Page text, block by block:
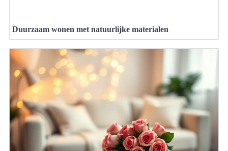
Duurzaam wonen met natuurlijke materialen